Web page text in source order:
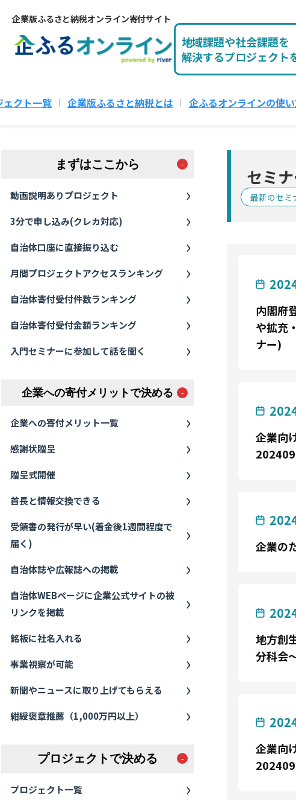
企業版ふるさと納税オンライン寄付サイト
地域課題や社会課題を
解決するプロジェクト
ェクト一覧 企業版ふるさと納税とは 企ふるオンラインの使
まずはここから
動画説明ありプロジェクト
3分で申し込み(クレカ対応)
自治体口座に直接振り込む
月間プロジェクトアクセスランキング
自治体寄付受付件数ランキング
自治体寄付受付金額ランキング
入門セミナーに参加して話を聞く
企業への寄付メリットで決める
企業への寄付メリット一覧
感謝状贈呈
贈呈式開催
首長と情報交換できる
受領書の発行が早い(着金後1週間程度で
届く)
自治体誌や広報誌への掲載
自治体WEBページに企業公式サイトの被
リンクを掲載
銘板に社名入れる
事業視察が可能
新聞やニュースに取り上げてもらえる
紺綬褒章推薦（1,000万円以上）
プロジェクトで決める
プロジェクト一覧
セミ
最新のセミ
内閣府
や拡充
ナー)
企業向
企業の
地方創
分科会
企業向